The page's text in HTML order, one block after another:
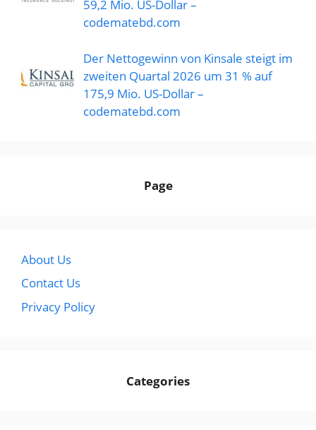
59,2 Mio. US-Dollar –
codematebd.com
Der Nettogewinn von Kinsale steigt im
zweiten Quartal 2026 um 31 % auf
175,9 Mio. US-Dollar –
codematebd.com
Page
About Us
Contact Us
Privacy Policy
Categories